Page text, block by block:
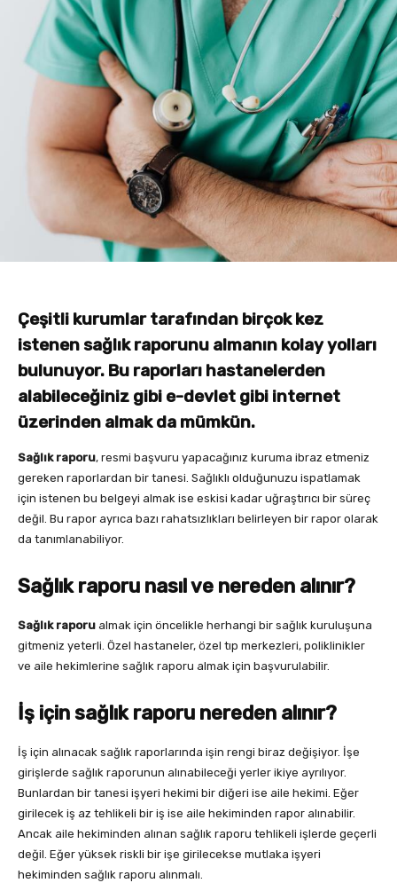
Çeşitli kurumlar tarafından birçok kez
istenen sağlık raporunu almanın kolay yolları
bulunuyor. Bu raporları hastanelerden
alabileceğiniz gibi e-devlet gibi internet
üzerinden almak da mümkün.
Sağlık raporu, resmi başvuru yapacağınız kuruma ibraz etmeniz
gereken raporlardan bir tanesi. Sağlıklı olduğunuzu ispatlamak
için istenen bu belgeyi almak ise eskisi kadar uğraştırıcı bir süreç
değil. Bu rapor ayrıca bazı rahatsızlıkları belirleyen bir rapor olarak
da tanımlanabiliyor.
Sağlık raporu nasıl ve nereden alınır?
Sağlık raporu almak için öncelikle herhangi bir sağlık kuruluşuna
gitmeniz yeterli. Özel hastaneler, özel tıp merkezleri, poliklinikler
ve aile hekimlerine sağlık raporu almak için başvurulabilir.
İş için sağlık raporu nereden alınır?
İş için alınacak sağlık raporlarında işin rengi biraz değişiyor. İşe
girişlerde sağlık raporunun alınabileceği yerler ikiye ayrılıyor.
Bunlardan bir tanesi işyeri hekimi bir diğeri ise aile hekimi. Eğer
girilecek iş az tehlikeli bir iş ise aile hekiminden rapor alınabilir.
Ancak aile hekiminden alınan sağlık raporu tehlikeli işlerde geçerli
değil. Eğer yüksek riskli bir işe girilecekse mutlaka işyeri
hekiminden sağlık raporu alınmalı.